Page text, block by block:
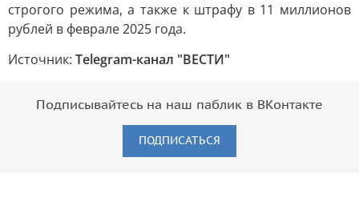
строгого режима, а также к штрафу в 11 миллионов
рублей в феврале 2025 года.
Источник: Telegram-канал "ВЕСТИ"
Подписывайтесь на наш паблик в ВКонтакте
ПОДПИСАТЬСЯ